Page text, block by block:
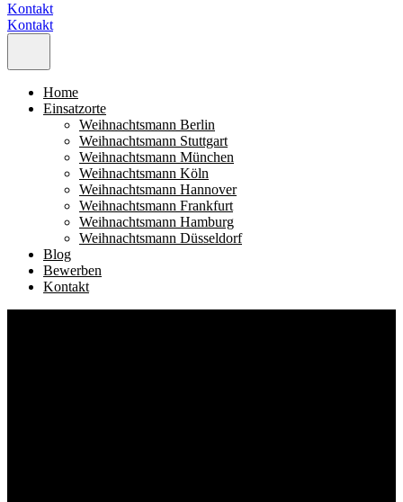
Kontakt
Kontakt
Home
Einsatzorte
Weihnachtsmann Berlin
Weihnachtsmann Stuttgart
Weihnachtsmann München
Weihnachtsmann Köln
Weihnachtsmann Hannover
Weihnachtsmann Frankfurt
Weihnachtsmann Hamburg
Weihnachtsmann Düsseldorf
Blog
Bewerben
Kontakt